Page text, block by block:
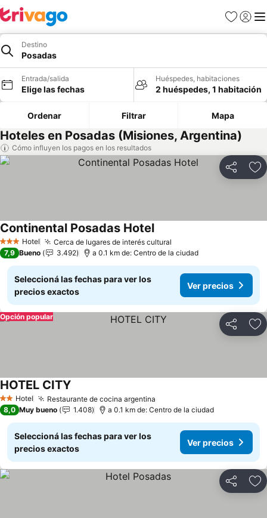
Favoritos
Iniciar
Destino
Posadas
Entrada/salida
Elige las fechas
Huéspedes, habitaciones
2 huéspedes, 1 habitación
Ordenar Filtrar Mapa
Hoteles en Posadas (Misiones, Argentina)
Cómo influyen los pagos en los resultados
Compartir
3 Estrellas
Hotel Cerca de lugares de interés cultural
Continental Posadas Hotel
7,9 Bueno 3.492 a 0.1 km de: Centro de la ciudad
Seleccioná las fechas para ver los
precios exactos
Ver precios
Compartir
Opción popular
2 Estrellas
Hotel Restaurante de cocina argentina
HOTEL CITY
8,0 Muy bueno 1.408 a 0.1 km de: Centro de la ciudad
Seleccioná las fechas para ver los
precios exactos
Ver precios
Compartir